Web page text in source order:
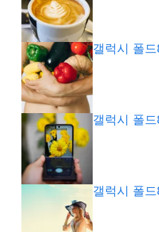
갤럭시 폴
갤럭시 폴
갤럭시 폴